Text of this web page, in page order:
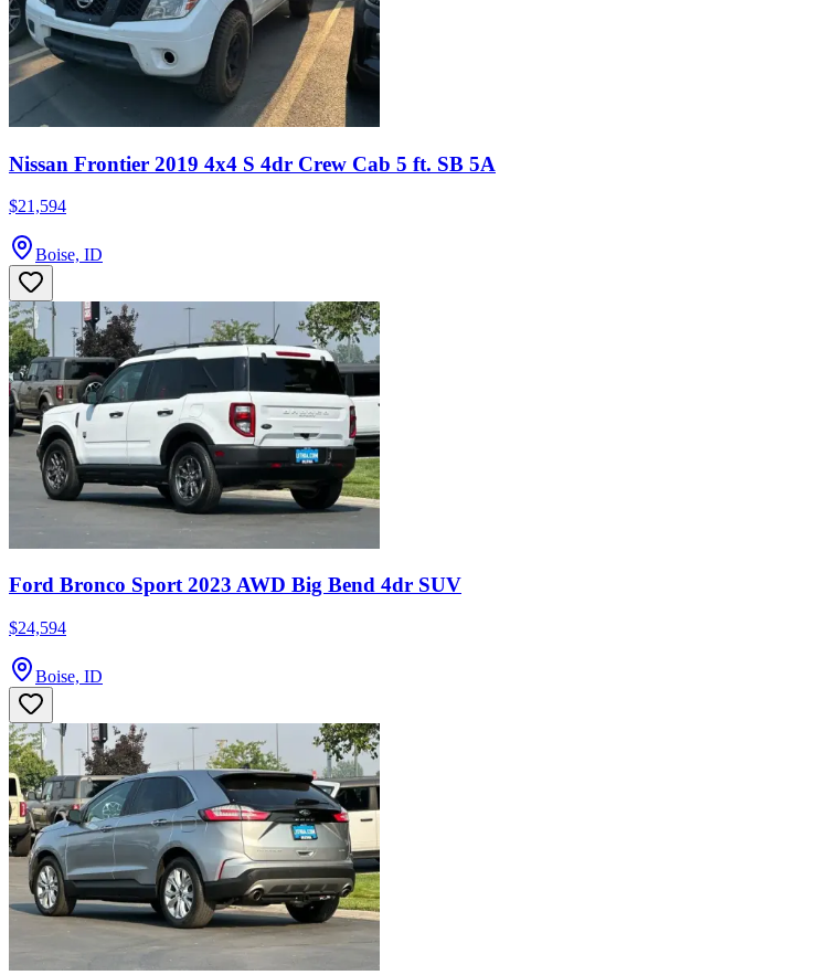
Nissan Frontier 2019 4x4 S 4dr Crew Cab 5 ft. SB 5A
$21,594
Boise, ID
Ford Bronco Sport 2023 AWD Big Bend 4dr SUV
$24,594
Boise, ID